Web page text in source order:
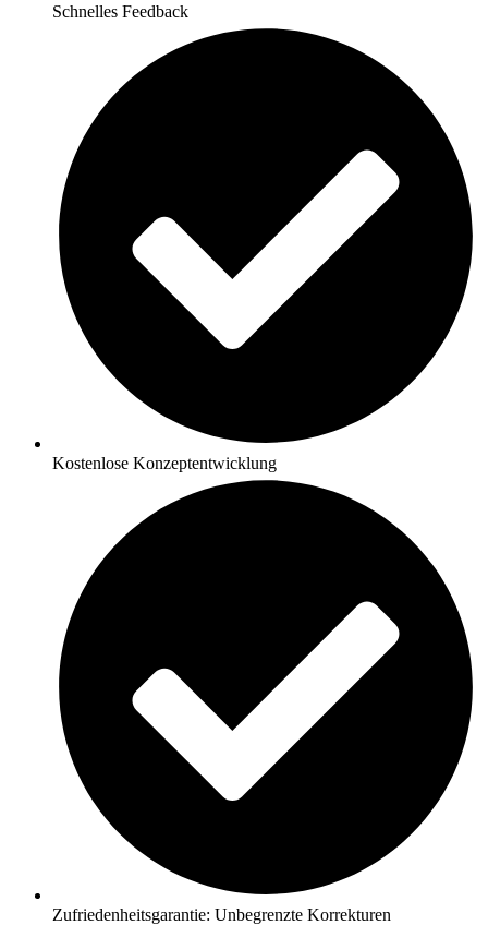
Schnelles Feedback
Kostenlose Konzeptentwicklung
Zufriedenheitsgarantie: Unbegrenzte Korrekturen